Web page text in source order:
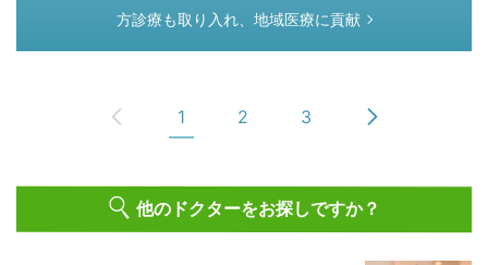
方診療も取り入れ、地域医療に貢献
1 2 3
他のドクターをお探しですか？